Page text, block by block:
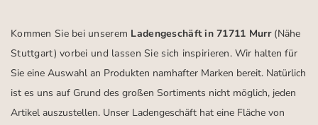
Kommen Sie bei unserem Ladengeschäft in 71711 Murr (Nähe
Stuttgart) vorbei und lassen Sie sich inspirieren.Wir halten für
Sie eine Auswahl an Produkten namhafter Marken bereit. Natürlich
ist es uns auf Grund des großen Sortiments nicht möglich, jeden
Artikel auszustellen. Unser Ladengeschäft hat eine Fläche von